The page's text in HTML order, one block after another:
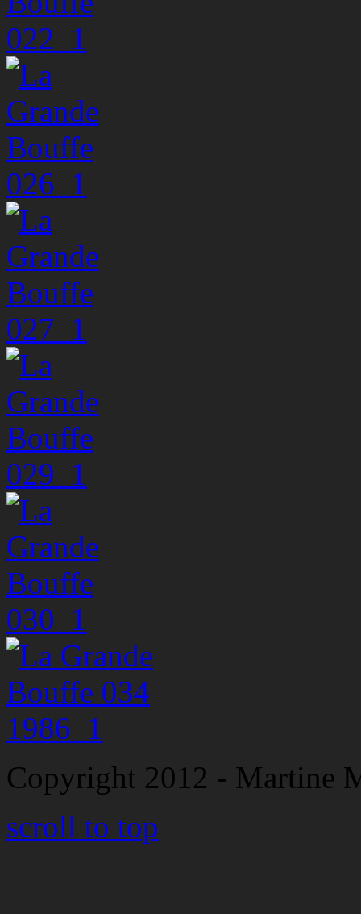
Copyright 2012 - Martine
scroll to top